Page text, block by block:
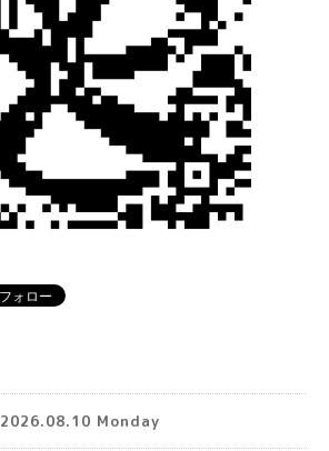
2026.08.10 Monday